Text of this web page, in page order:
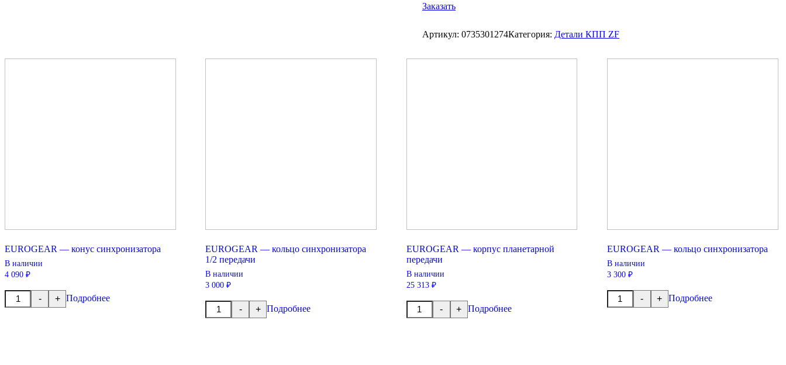
Заказать
Артикул: 0735301274Категория: Детали КПП ZF
EUROGEAR — конус синхронизатора
В наличии
4 090 ₽
-
Количество
товара
+ Подробнее
EUROGEAR — кольцо синхронизатора
1/2 передачи
В наличии
3 000 ₽
-
Количество
товара
+ Подробнее
EUROGEAR — корпус планетарной
передачи
В наличии
25 313 ₽
-
Количество
товара
+ Подробнее
EUROGEAR — кольцо синхронизатора
В наличии
3 300 ₽
-
Количество
товара
+ Подробнее